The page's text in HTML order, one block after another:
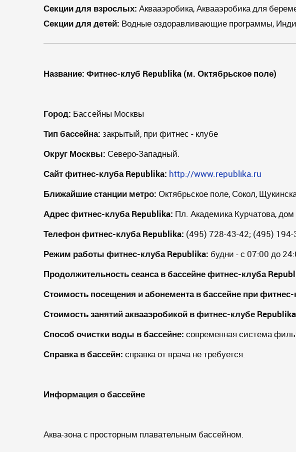
Секции для взрослых: Аквааэробика, Аквааэробика для
Секции для детей: Водные оздоравливающие программы,
Название: Фитнес-клуб Republika (м. Октябрьское поле)
Город: Бассейны Москвы
Тип бассейна: закрытый, при фитнес - клубе
Округ Москвы: Северо-Западный.
Сайт фитнес-клубаRepublika: http://www.republika.ru
Ближайшие станции метро: Октябрьское поле, Сокол,
Адрес фитнес-клубаRepublika: Пл. Академика Курчатова,
Телефон фитнес-клубаRepublika: (495) 728-43-42; (495) 194-
Режим работы фитнес-клубаRepublika: будни - с 07:00 до
Продолжительность сеанса в бассейне фитнес-клуба
Стоимость посещения и абонемента в бассейне при
Стоимость занятий аквааэробикой в фитнес-клубе Republika
Способ очистки воды в бассейне: современная система
Справка в бассейн: справка от врача не требуется.
Информация о бассейне
Аква-зона с просторным плавательным бассейном.